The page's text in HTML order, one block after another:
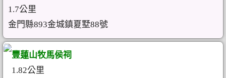
1.7公里
金門縣893金城鎮夏墅88號
豐蓮山牧馬侯祠
1.82公里